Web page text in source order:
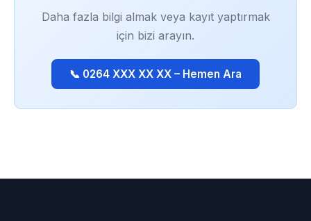
Daha fazla bilgi almak veya kayıt yaptırmak
için bizi arayın.
📞 0264 XXX XX XX – Hemen Ara